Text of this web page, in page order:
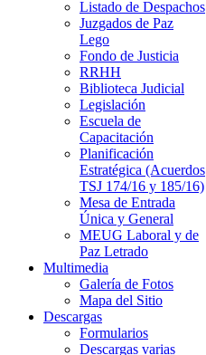
Listado de Despachos
Juzgados de Paz
Lego
Fondo de Justicia
RRHH
Biblioteca Judicial
Legislación
Escuela de
Capacitación
Planificación
Estratégica (Acuerdos
TSJ 174/16 y 185/16)
Mesa de Entrada
Única y General
MEUG Laboral y de
Paz Letrado
Multimedia
Galería de Fotos
Mapa del Sitio
Descargas
Formularios
Descargas varias